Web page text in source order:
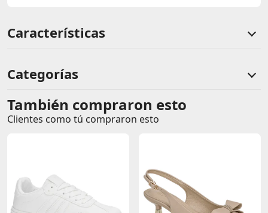
Características
Categorías
Comentarios de clientes
Comentarios de clientes que compraron este producto
Sin calificaciones
Este producto aún no tiene calificaciones.
Sé el primero en comentar y acumula Puntos.
También compraron esto
Clientes como tú compraron esto